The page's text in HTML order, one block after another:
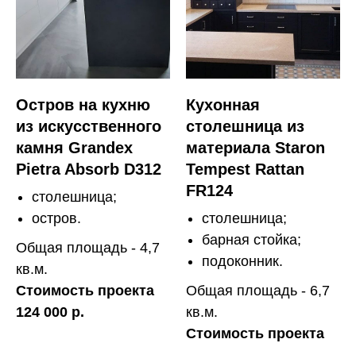
Остров на кухню
из искусственного
камня Grandex
Pietra Absorb D312
столешница;
остров.
Общая площадь - 4,7
кв.м.
Стоимость проекта
124 000 р.
Кухонная
столешница из
материала Staron
Tempest Rattan
FR124
столешница;
барная стойка;
подоконник.
Общая площадь - 6,7
кв.м.
Стоимость проекта